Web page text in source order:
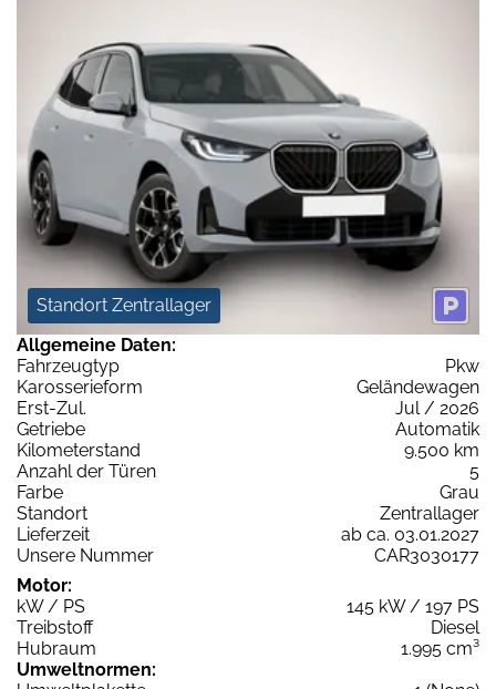
Standort Zentrallager
Allgemeine Daten:
Fahrzeugtyp
Pkw
Karosserieform
Geländewagen
Erst-Zul.
Jul / 2026
Getriebe
Automatik
Kilometerstand
9.500 km
Anzahl der Türen
5
Farbe
Grau
Standort
Zentrallager
Lieferzeit
ab ca. 03.01.2027
Unsere Nummer
CAR3030177
Motor:
kW / PS
145 kW / 197 PS
Treibstoff
Diesel
Hubraum
1.995 cm³
Umweltnormen: